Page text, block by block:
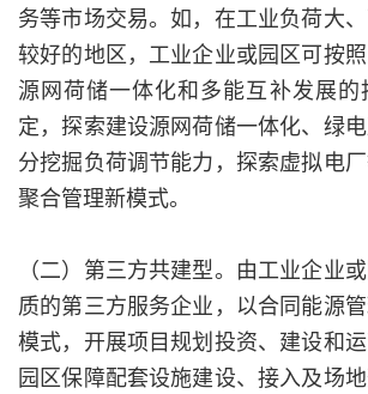
务等市场交易。如，在工业负荷大
较好的地区，工业企业或园区可按
源网荷储一体化和多能互补发展
定，探索建设源网荷储一体化、绿
分挖掘负荷调节能力，探索虚拟电
聚合管理新模式。
（二）第三方共建型。由工业企业
质的第三方服务企业，以合同能源
模式，开展项目规划投资、建设和
园区保障配套设施建设、接入及场